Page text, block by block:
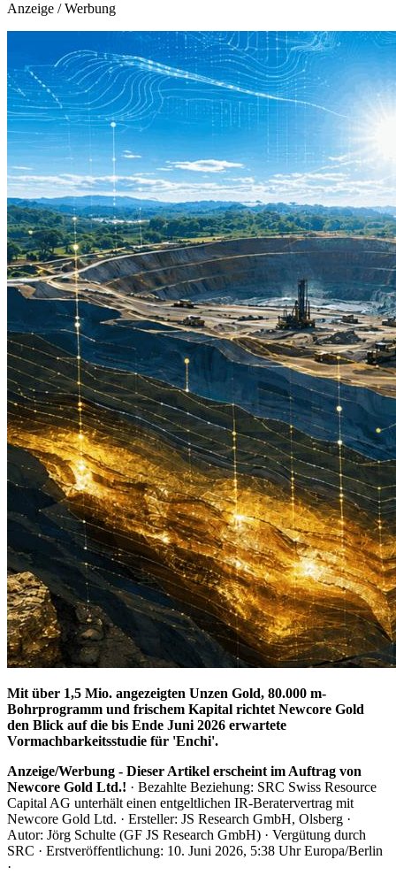
Anzeige / Werbung
Mit über 1,5 Mio. angezeigten Unzen Gold, 80.000 m-
Bohrprogramm und frischem Kapital richtet Newcore Gold
den Blick auf die bis Ende Juni 2026 erwartete
Vormachbarkeitsstudie für 'Enchi'.
Anzeige/Werbung - Dieser Artikel erscheint im Auftrag von
Newcore Gold Ltd.! · Bezahlte Beziehung: SRC Swiss Resource
Capital AG unterhält einen entgeltlichen IR-Beratervertrag mit
Newcore Gold Ltd. · Ersteller: JS Research GmbH, Olsberg ·
Autor: Jörg Schulte (GF JS Research GmbH) · Vergütung durch
SRC · Erstveröffentlichung: 10. Juni 2026, 5:38 Uhr Europa/Berlin
·